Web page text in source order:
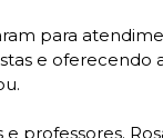
para
e oferecendo
professores.